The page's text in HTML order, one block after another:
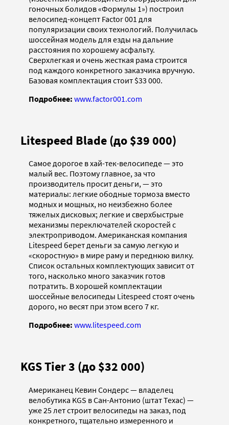
гоночных болидов «Формулы 1») построил
велосипед-концепт Factor 001 для
популяризации своих технологий. Получилась
шоссейная модель для езды на дальние
расстояния по хорошему асфальту.
Сверхлегкая и очень жесткая рама строится
под каждого конкретного заказчика вручную.
Базовая комплектация стоит $33 000.
Подробнее: www.factor001.com
Litespeed Blade (до $39 000)
Самое дорогое в хай-тек-велосипеде — это
малый вес. Поэтому главное, за что
производитель просит деньги, — это
материалы: легкие ободные тормоза вместо
модных и мощных, но неизбежно более
тяжелых дисковых; легкие и сверхбыстрые
механизмы переключателей скоростей с
электроприводом. Американская компания
Litespeed берет деньги за самую легкую и
«скоростную» в мире раму и переднюю вилку.
Список остальных комплектующих зависит от
того, насколько много заказчик готов
потратить. В хорошей комплектации
шоссейные велосипеды Litespeed стоят очень
дорого, но весят при этом всего 7 кг.
Подробнее: www.litespeed.com
KGS Tier 3 (до $32 000)
Американец Кевин Сондерс — владелец
велобутика KGS в Сан-Антонио (штат Техас) —
уже 25 лет строит велосипеды на заказ, под
конкретного, тщательно измеренного и